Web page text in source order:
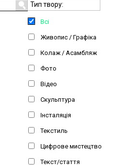
Тип твору:
Всі
Живопис / Графіка
Колаж / Асамбляж
Фото
Відео
Скульптура
Інсталяція
Текстиль
Цифрове мистецтво
Текст/стаття